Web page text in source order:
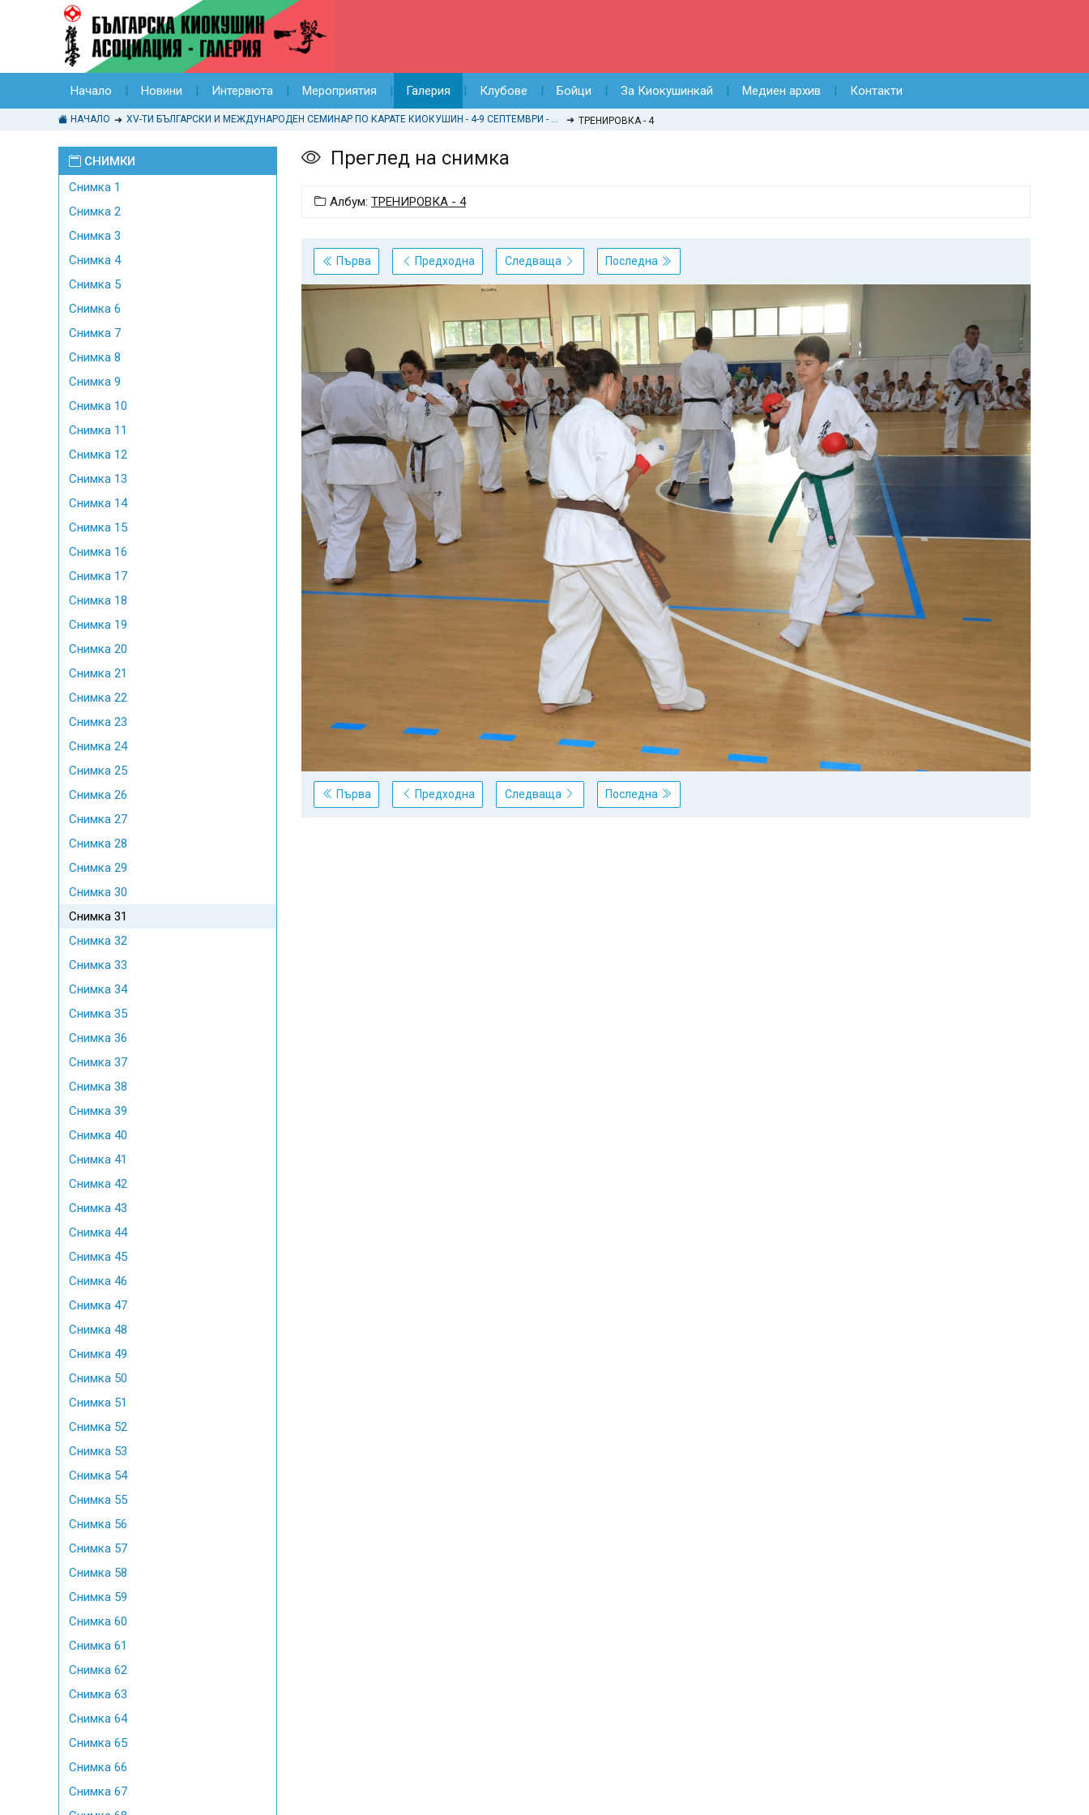
Начало Новини Интервюта Мероприятия Галерия Клубове Бойци За Киокушинкай Медиен архив Контакти
НАЧАЛО XV-ТИ БЪЛГАРСКИ И МЕЖДУНАРОДЕН СЕМИНАР ПО КАРАТЕ КИОКУШИН - 4-9 СЕПТЕМВРИ - 2018 ТРЕНИРОВКА - 4
СНИМКИ
Снимка 1
Снимка 2
Снимка 3
Снимка 4
Снимка 5
Снимка 6
Снимка 7
Снимка 8
Снимка 9
Снимка 10
Снимка 11
Снимка 12
Снимка 13
Снимка 14
Снимка 15
Снимка 16
Снимка 17
Снимка 18
Снимка 19
Снимка 20
Снимка 21
Снимка 22
Снимка 23
Снимка 24
Снимка 25
Снимка 26
Снимка 27
Снимка 28
Снимка 29
Снимка 30
Снимка 31
Снимка 32
Снимка 33
Снимка 34
Снимка 35
Снимка 36
Снимка 37
Снимка 38
Снимка 39
Снимка 40
Снимка 41
Снимка 42
Снимка 43
Снимка 44
Снимка 45
Снимка 46
Снимка 47
Снимка 48
Снимка 49
Снимка 50
Снимка 51
Снимка 52
Снимка 53
Снимка 54
Снимка 55
Снимка 56
Снимка 57
Снимка 58
Снимка 59
Снимка 60
Снимка 61
Снимка 62
Снимка 63
Снимка 64
Снимка 65
Снимка 66
Снимка 67
Преглед на снимка
Албум: ТРЕНИРОВКА - 4
Първа Предходна Следваща Последна
Първа Предходна Следваща Последна